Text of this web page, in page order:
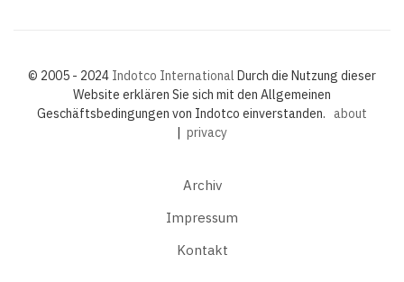
© 2005 - 2024 Indotco International Durch die Nutzung dieser
Website erklären Sie sich mit den Allgemeinen
Geschäftsbedingungen von Indotco einverstanden. about
| privacy
Archiv
Impressum
Kontakt